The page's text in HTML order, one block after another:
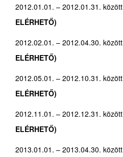
2012.01.01. – 2012.01.31. között
ELÉRHETŐ)
2012.02.01. – 2012.04.30. között
ELÉRHETŐ)
2012.05.01. – 2012.10.31. között
ELÉRHETŐ)
2012.11.01. – 2012.12.31. között
ELÉRHETŐ)
2013.01.01. – 2013.04.30. között